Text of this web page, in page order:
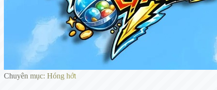
Chuyên mục: Hóng hớt